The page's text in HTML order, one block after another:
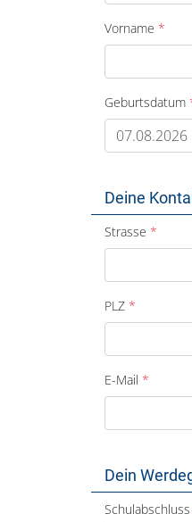
Vorname
Geburtsdatum
Deine
Strasse
PLZ
E-Mail
Dein
Schulabschluss